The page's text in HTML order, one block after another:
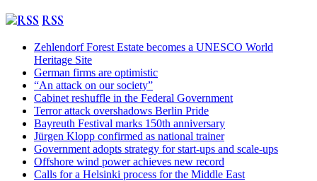
RSS
Zehlendorf Forest Estate becomes a UNESCO World
Heritage Site
German firms are optimistic
“An attack on our society”
Cabinet reshuffle in the Federal Government
Terror attack overshadows Berlin Pride
Bayreuth Festival marks 150th anniversary
Jürgen Klopp confirmed as national trainer
Government adopts strategy for start-ups and scale-ups
Offshore wind power achieves new record
Calls for a Helsinki process for the Middle East